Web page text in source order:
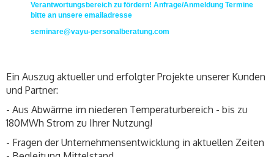
Verantwortungsbereich zu fördern! Anfrage/Anmeldung Termine
bitte an unsere emailadresse
seminare@vayu-personalberatung.com
Ein Auszug aktueller und erfolgter Projekte unserer Kunden
und Partner:
- Aus Abwärme im niederen Temperaturbereich - bis zu
180MWh Strom zu Ihrer Nutzung!
- Fragen der Unternehmensentwicklung in aktuellen Zeiten